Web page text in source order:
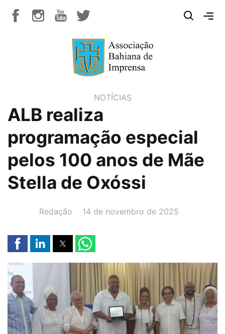
NOTÍCIAS
ALB realiza
programação especial
pelos 100 anos de Mãe
Stella de Oxóssi
AUTOR(A):
Redação DATA:
14 de novembro de 2025